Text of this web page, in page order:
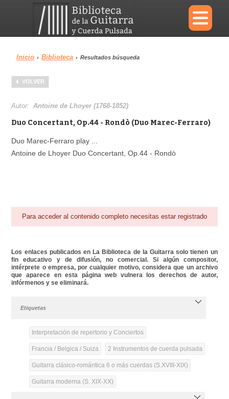
×
Menu
Biblioteca
Área personal Reproductor
Inicio › Biblioteca › Resultados búsqueda
VOLVER
Autor:Antoine de Lhoyer (1768-1852)
Duo Concertant, Op.44 - Rondò (Duo Marec-Ferraro)
Duo Marec-Ferraro play ...
Antoine de Lhoyer Duo Concertant, Op.44 - Rondò
Para acceder al contenido completo necesitas estar registrado
Los enlaces publicados en La Biblioteca de la Guitarra solo tienen un
fin educativo y de difusión, no comercial. Si algún compositor,
intérprete o empresa, por cualquier motivo, considera que un archivo
que aparece en esta página web vulnera los derechos de autor,
infórmenos y se eliminará.
Etiquetas
Interpretación de repertorio y Conciertos
Francia / Belgica / Suiza 2 Instrumentos de cuerda pulsada
Guitarra clásico-romántica 6 o más cuerdas (S.XVIII-XIX)
Guitarra moderna (S. XIX-XX)